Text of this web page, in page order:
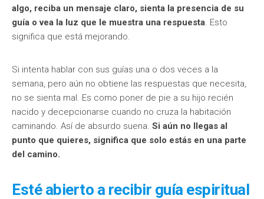
algo, reciba un mensaje claro, sienta la presencia de su
guía o vea la luz que le muestra una respuesta. Esto
significa que está mejorando.
Si intenta hablar con sus guías una o dos veces a la
semana, pero aún no obtiene las respuestas que necesita,
no se sienta mal. Es como poner de pie a su hijo recién
nacido y decepcionarse cuando no cruza la habitación
caminando. Así de absurdo suena. Si aún no llegas al
punto que quieres, significa que solo estás en una parte
del camino.
Esté abierto a recibir guía espiritual